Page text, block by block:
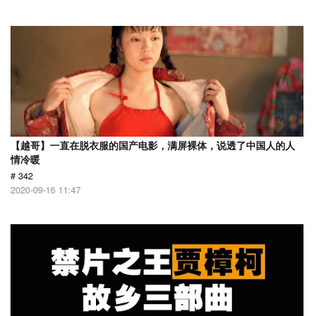
【越哥】一直在脱衣服的国产电影，满屏裸体，说透了中国人的人
情冷暖
# 342
2020-09-16 11:47